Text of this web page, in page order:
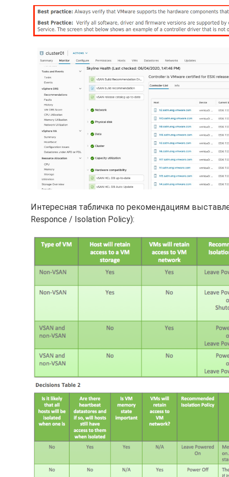
Интересная табличка по рекомендациям
Responce / Isolation Policy):